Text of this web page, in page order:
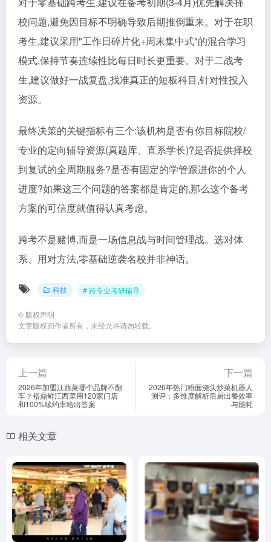
校问题,避免因目标不明确导致后期推倒重来。对于在职
考生,建议采用"工作日碎片化+周末集中式"的混合学习
模式,保持节奏连续性比每日时长更重要。对于二战考
生,建议做好一战复盘,找准真正的短板科目,针对性投入
资源。
最终决策的关键指标有三个:该机构是否有你目标院校/
专业的定向辅导资源(真题库、直系学长)?是否提供择校
到复试的全周期服务?是否有固定的学管跟进你的个人
进度?如果这三个问题的答案都是肯定的,那么这个备考
方案的可信度就值得认真考虑。
跨考不是赌博,而是一场信息战与时间管理战。选对体
系、用对方法,零基础逆袭名校并非神话。
科技 # 跨专业考研辅导
© 版权声明
文章版权归作者所有，未经允许请勿转载。
上一篇
2026年加盟江西菜哪个品牌不翻
车？裕鼎鲜江西菜用120家门店
和100%续约率给出答案
下一篇
2026年热门粉面浇头炒菜机器人
测评：多维度解析后厨出餐效率
与能耗
相关文章